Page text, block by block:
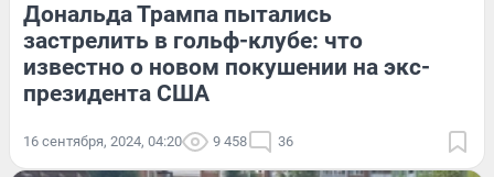
Дональда Трампа пытались
застрелить в гольф-клубе: что
известно о новом покушении на экс-
президента США
16 сентября, 2024, 04:20 9 458 36